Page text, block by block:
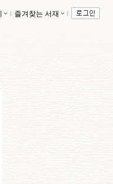
ｌ 즐겨찾는 서재 ｌ